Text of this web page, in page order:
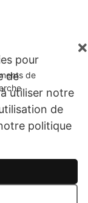
de
pour
de
utiliser notre
de
politique